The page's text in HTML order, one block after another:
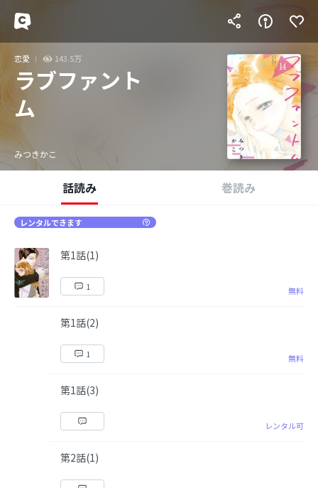
恋愛 143.5万
ラブファント
ム
みつきかこ
話読み 巻読み
レンタルできます
第1話(1)
1 無料
第1話(2)
1 無料
第1話(3)
レンタル可
第2話(1)